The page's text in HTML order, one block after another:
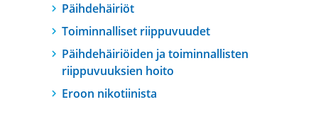
Päihdehäiriöt
Toiminnalliset riippuvuudet
Päihdehäiriöiden ja toiminnallisten
riippuvuuksien hoito
Eroon nikotiinista